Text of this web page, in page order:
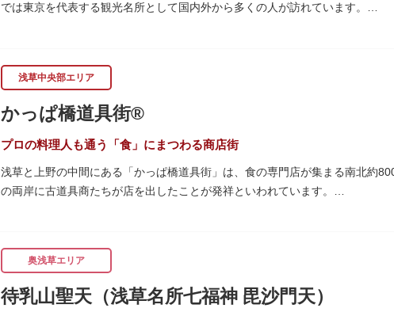
では東京を代表する観光名所として国内外から多くの人が訪れています。
ぶ山門「宝蔵門」が建ち、参拝客を堂々と迎えてくれます。本堂前には、邪
座。参拝前に煙を浴びて身を清めましょう。「観音堂」とも呼ばれる本堂に
行われています。
境内の歴史ある建造物も必見です。ひと際目立つ五重塔、国指定重要文化財
（ようごうどう）など、悠久の時に思いを馳せて見学をお楽しみください。
日没後はライトアップされ、朱塗りの建物がより一層鮮やかに浮かび上がり
ッターに描かれた「浅草絵巻」を楽しめるのも夜の醍醐味。撮影スポットや
浅草中央部エリア
かっぱ橋道具街®
プロの料理人も通う「食」にまつわる商店街
浅草と上野の中間にある「かっぱ橋道具街」は、食の専門店が集まる南北約
の両岸に古道具商たちが店を出したことが発祥といわれています。
関東大震災後に川は塞がれ、現在はプロ仕様の調理器具や厨房機器、食器、
すすめです。食品サンプル作り体験ができるお店もありますよ。
毎年、道具の日である10月9日前後に開催される「かっぱ橋道具まつり」では
異なる様々な催しものも行われます。
奥浅草エリア
待乳山聖天（浅草名所七福神 毘沙門天）